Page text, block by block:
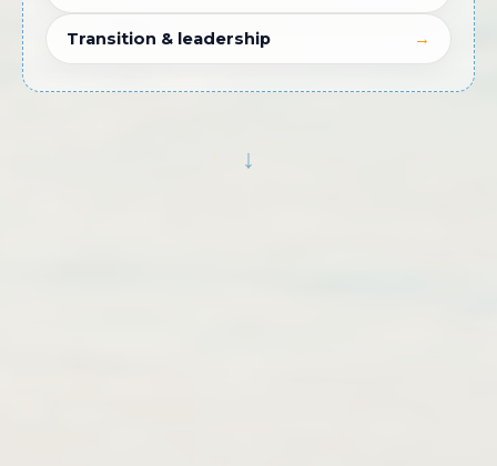
Transition & leadership →
↓